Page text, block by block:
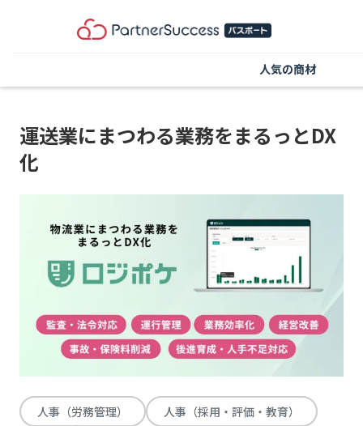
運送業にまつわる業務をまるっとDX
化
人事（労務管理）
人事（採用・評価・教育）
人気の商材